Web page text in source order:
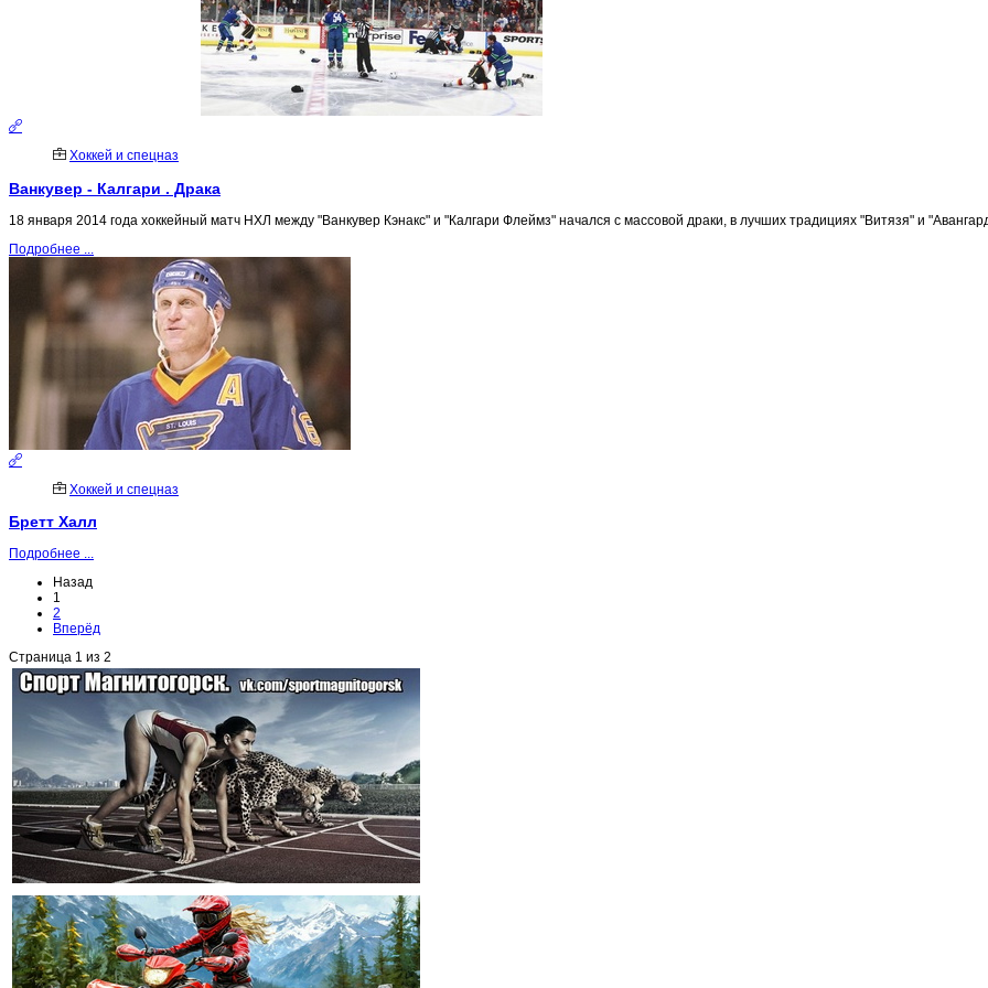
Хоккей и спецназ
Ванкувер - Калгари . Драка
18 января 2014 года хоккейный матч НХЛ между "Ванкувер Кэнакс" и "Калгари Флеймз" начался с массовой драки, в лучших традициях "Витязя" и
Подробнее ...
Хоккей и спецназ
Бретт Халл
Подробнее ...
Назад
1
2
Вперёд
Страница 1 из 2